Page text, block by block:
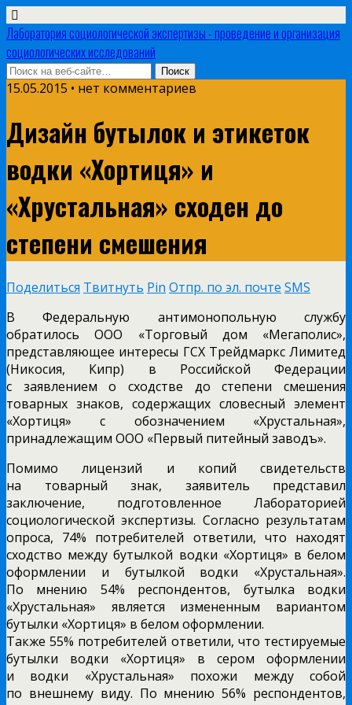
Лаборатория социологической экспертизы - проведение и организация
социологических исследований
15.05.2015 • нет комментариев
Дизайн бутылок и этикеток
водки «Хортиця» и
«Хрустальная» сходен до
степени смешения
Поделиться Твитнуть Pin Отпр. по эл. почте SMS
В Федеральную антимонопольную службу
обратилось ООО «Торговый дом «Мегаполис»,
представляющее интересы ГСХ Трейдмаркс Лимитед
(Никосия, Кипр) в Российской Федерации
с заявлением о сходстве до степени смешения
товарных знаков, содержащих словесный элемент
«Хортиця» с обозначением «Хрустальная»,
принадлежащим ООО «Первый питейный заводъ».
Помимо лицензий и копий свидетельств
на товарный знак, заявитель представил
заключение, подготовленное Лабораторией
социологической экспертизы. Согласно результатам
опроса, 74% потребителей ответили, что находят
сходство между бутылкой водки «Хортиця» в белом
оформлении и бутылкой водки «Хрустальная».
По мнению 54% респондентов, бутылка водки
«Хрустальная» является измененным вариантом
бутылки «Хортиця» в белом оформлении.
Также 55% потребителей ответили, что тестируемые
бутылки водки «Хортиця» в сером оформлении
и водки «Хрустальная» похожи между собой
по внешнему виду. По мнению 56% респондентов,